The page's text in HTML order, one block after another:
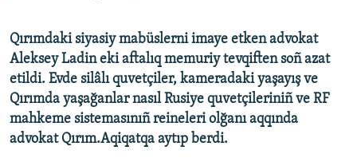
Qırımdaki siyasiy mabüslerni imaye etken advokat
Aleksey Ladin eki aftalıq memuriy tevqiften soñ azat
etildi. Evde silâlı quvetçiler, kameradaki yaşayış ve
Qırımda yaşağanlar nasıl Rusiye quvetçileriniñ ve RF
mahkeme sistemasınıñ reineleri olğanı aqqında
advokat Qırım.Aqiqatqa aytıp berdi.